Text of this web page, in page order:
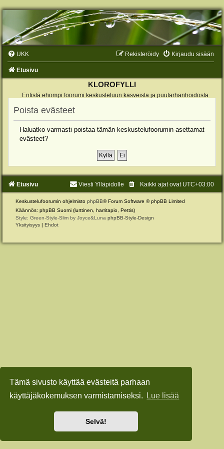
Tämä sivusto käyttää evästeitä parhaan
käyttäjäkokemuksen varmistamiseksi.
Lue lisää
Selvä!
UKK Kirjaudu sisään
Rekisteröidy
Etusivu
KLOROFYLLI
Entistä ehompi foorumi keskusteluun kasveista ja puutarhanhoidosta
Poista evästeet
Haluatko varmasti poistaa tämän keskustelufoorumin asettamat
evästeet?
Etusivu Kaikki ajat ovat UTC+03:00
Viesti Ylläpidolle
Keskustelufoorumin ohjelmisto phpBB® Forum Software © phpBB Limited
Käännös: phpBB Suomi (lurttinen, harritapio, Pettis)
Style: Green-Style-Slim by Joyce&Luna phpBB-Style-Design
Yksityisyys | Ehdot